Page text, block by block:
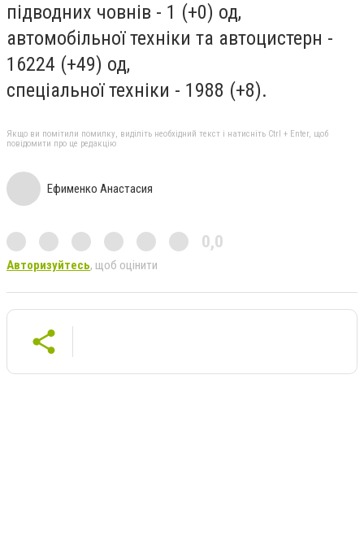
підводних човнів - 1 (+0) од,
автомобільної техніки та автоцистерн -
16224 (+49) од,
спеціальної техніки - 1988 (+8).
Якщо ви помітили помилку, виділіть необхідний текст і натисніть Ctrl + Enter, щоб
повідомити про це редакцію
Ефименко Анастасия
0,0
Авторизуйтесь, щоб оцінити